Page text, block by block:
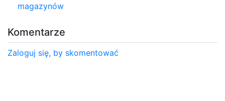
magazynów
Komentarze
Zaloguj się, by skomentować